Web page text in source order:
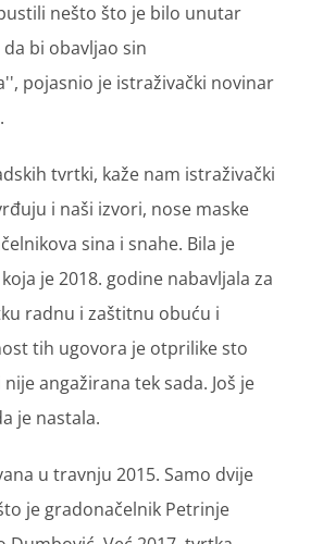
nešto što je bilo unutar
bi obavljao sin
pojasnio je istraživački novinar
tvrtki, kaže nam istraživački
i naši izvori, nose maske
sina i snahe. Bila je
je 2018. godine nabavljala za
radnu i zaštitnu obuću i
tih ugovora je otprilike sto
angažirana tek sada. Još je
je nastala.
u travnju 2015. Samo dvije
je gradonačelnik Petrinje